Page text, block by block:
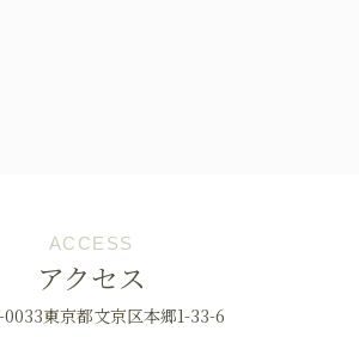
ACCESS
アクセス
0033東京都文京区本郷1-33-6